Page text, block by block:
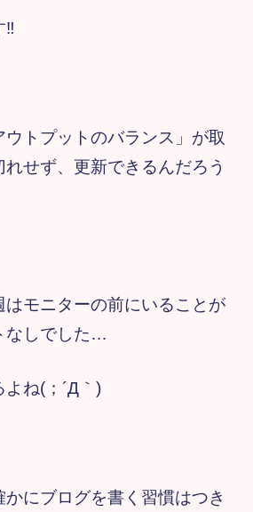
‼
ウトプットのバランス」が取
せず、更新できるんだろう
モニターの前にいることが
なしでした…
ね(；´Д｀)
にブログを書く習慣はつき